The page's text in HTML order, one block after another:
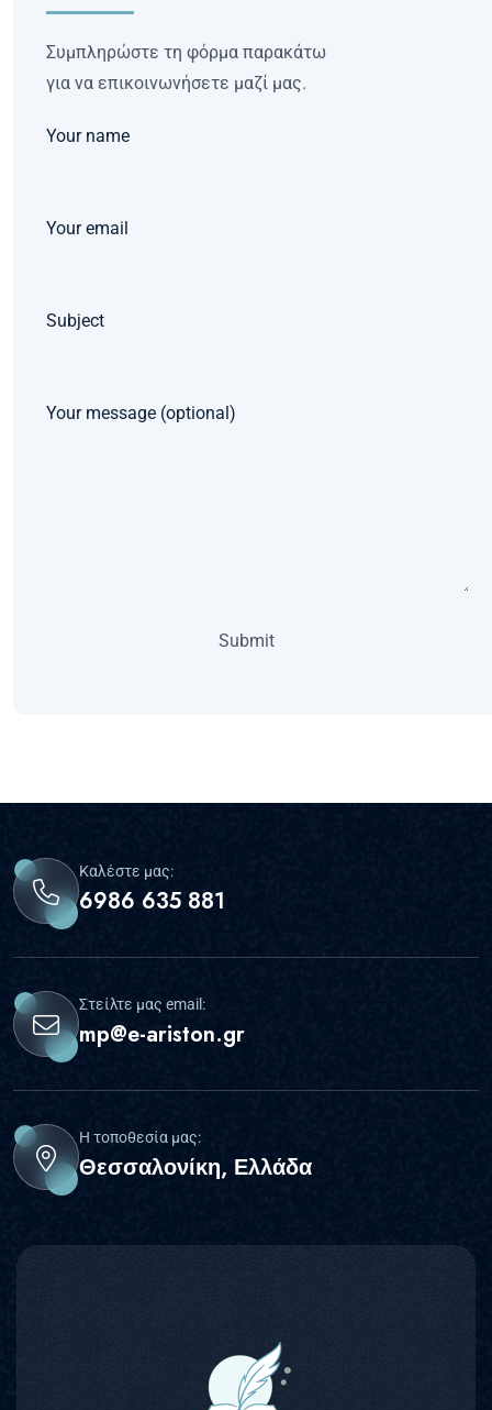
Συμπληρώστε τη φόρμα παρακάτω
για να επικοινωνήσετε μαζί μας.
Your name
Your email
Subject
Your message (optional)
Καλέστε μας:
6986 635 881
Στείλτε μας email:
mp@e-ariston.gr
Η τοποθεσία μας:
Θεσσαλονίκη, Ελλάδα